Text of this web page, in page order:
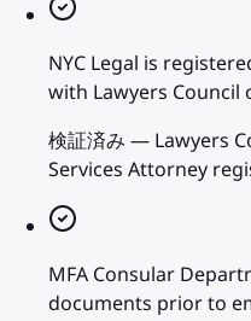
NYC Legal is
with Lawyers Council
検証済み — Lawyers
Services Attorney
MFA Consular
documents prior to